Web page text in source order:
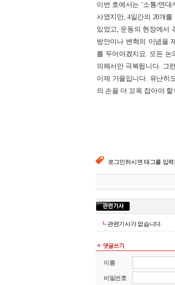
이번 호에서는 ‘소통/연
사였지만, 4일간의 20개
있었고, 운동의 현장에서
방안이나 변혁의 이념을
를 두어야겠지요. 모든 논
의해서만 극복됩니다. 그
이제 가을입니다. 유난히
의 손을 더 꼬옥 잡아야 할
로그인하시면 태그를 입
관련기사가 없습니다.
이름
비밀번호